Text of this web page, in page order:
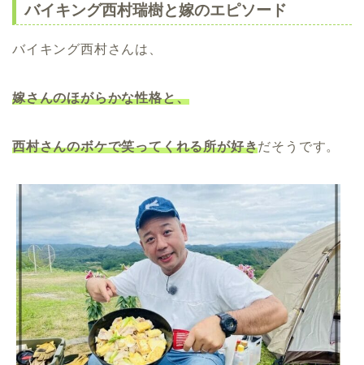
バイキング西村瑞樹と嫁のエピソード
バイキング西村さんは、
嫁さんのほがらかな性格と、
西村さんのボケで笑ってくれる所が好きだそうです。